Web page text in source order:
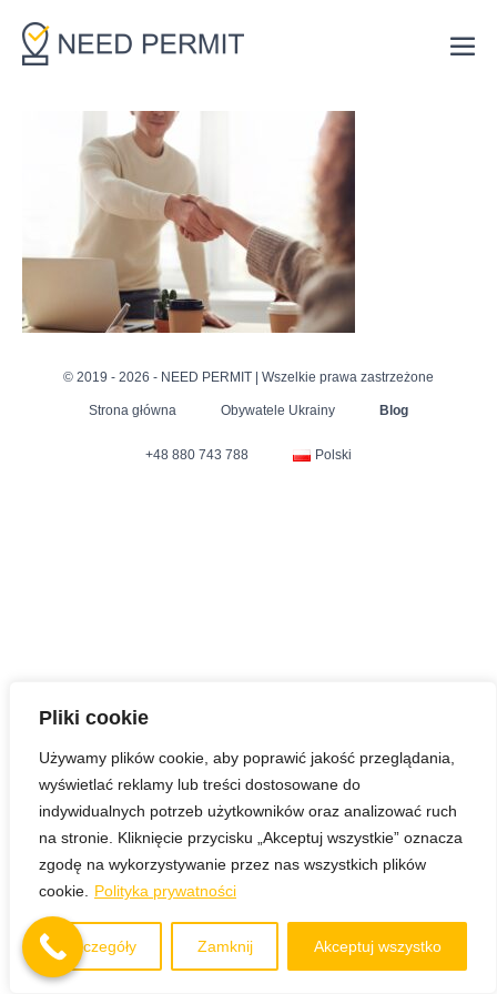
Pliki cookie
Używamy plików cookie, aby poprawić jakość przeglądania,
wyświetlać reklamy lub treści dostosowane do
indywidualnych potrzeb użytkowników oraz analizować ruch
na stronie. Kliknięcie przycisku „Akceptuj wszystkie” oznacza
zgodę na wykorzystywanie przez nas wszystkich plików
cookie.
Polityka prywatności
Szczegóły Zamknij Akceptuj wszystko
© 2019 - 2026 - NEED PERMIT | Wszelkie prawa zastrzeżone
Strona główna Obywatele Ukrainy Blog
+48 880 743 788 Polski